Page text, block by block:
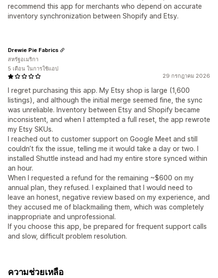
recommend this app for merchants who depend on accurate
inventory synchronization between Shopify and Etsy.
29 กรกฎาคม 2026
I regret purchasing this app. My Etsy shop is large (1,600
listings), and although the initial merge seemed fine, the sync
was unreliable. Inventory between Etsy and Shopify became
inconsistent, and when I attempted a full reset, the app rewrote
my Etsy SKUs.
I reached out to customer support on Google Meet and still
couldn’t fix the issue, telling me it would take a day or two. I
installed Shuttle instead and had my entire store synced within
an hour.
When I requested a refund for the remaining ~$600 on my
annual plan, they refused. I explained that I would need to
leave an honest, negative review based on my experience, and
they accused me of blackmailing them, which was completely
inappropriate and unprofessional.
If you choose this app, be prepared for frequent support calls
and slow, difficult problem resolution.
Drewie Pie Fabrics
สหรัฐอเมริกา
5 เดือน ในการใช้แอป
ความช่วยเหลือ